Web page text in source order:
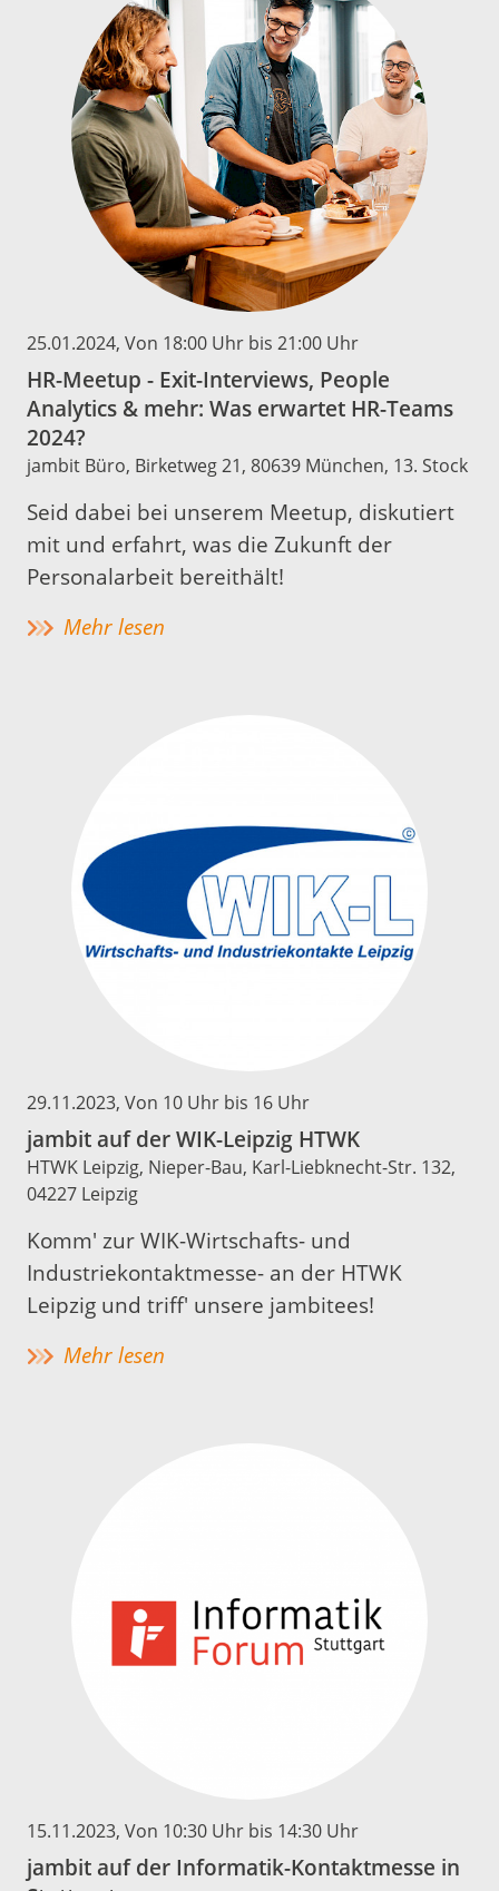
25.01.2024, Von 18:00 Uhr bis 21:00 Uhr
HR-Meetup - Exit-Interviews, People
Analytics & mehr: Was erwartet HR-Teams
2024?
jambit Büro, Birketweg 21, 80639 München, 13. Stock
Seid dabei bei unserem Meetup, diskutiert
mit und erfahrt, was die Zukunft der
Personalarbeit bereithält!
Mehr lesen
29.11.2023, Von 10 Uhr bis 16 Uhr
jambit auf der WIK-Leipzig HTWK
HTWK Leipzig, Nieper-Bau, Karl-Liebknecht-Str. 132,
04227 Leipzig
Komm' zur WIK-Wirtschafts- und
Industriekontaktmesse- an der HTWK
Leipzig und triff' unsere jambitees!
Mehr lesen
15.11.2023, Von 10:30 Uhr bis 14:30 Uhr
jambit auf der Informatik-Kontaktmesse in